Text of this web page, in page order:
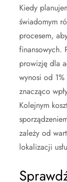
Kiedy
świadomym
procesem,
finansowych.
prowizję dla
wynosi od
znacząco
Kolejnym
zależy od
lokalizacji